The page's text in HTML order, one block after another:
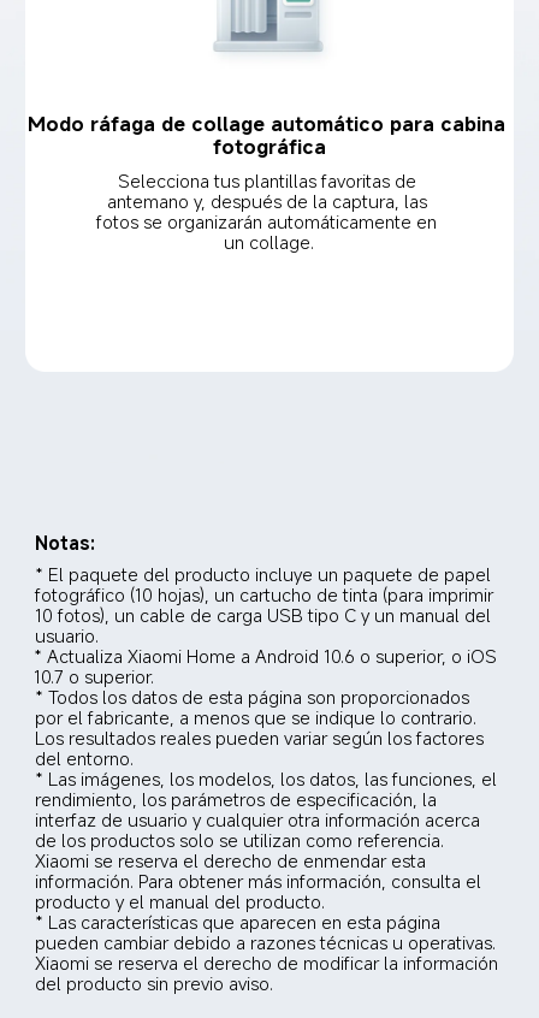
Modo ráfaga de collage automático para cabina
fotográfica
Selecciona tus plantillas favoritas de
antemano y, después de la captura, las
fotos se organizarán automáticamente en
un collage.
Notas:
* El paquete del producto incluye un paquete de papel
fotográfico (10 hojas), un cartucho de tinta (para imprimir
10 fotos), un cable de carga USB tipo C y un manual del
usuario.
* Actualiza Xiaomi Home a Android 10.6 o superior, o iOS
10.7 o superior.
* Todos los datos de esta página son proporcionados
por el fabricante, a menos que se indique lo contrario.
Los resultados reales pueden variar según los factores
del entorno.
* Las imágenes, los modelos, los datos, las funciones, el
rendimiento, los parámetros de especificación, la
interfaz de usuario y cualquier otra información acerca
de los productos solo se utilizan como referencia.
Xiaomi se reserva el derecho de enmendar esta
información. Para obtener más información, consulta el
producto y el manual del producto.
* Las características que aparecen en esta página
pueden cambiar debido a razones técnicas u operativas.
Xiaomi se reserva el derecho de modificar la información
del producto sin previo aviso.